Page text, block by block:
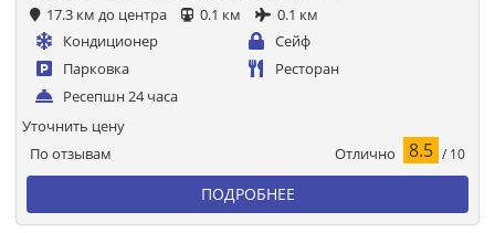
17.3 км до центра 0.1 км
0.1 км
Кондиционер
Сейф
Парковка
Ресторан
Ресепшн 24 часа
По отзывам Отлично 8.5 / 10
Уточнить цену
ПОДРОБНЕЕ